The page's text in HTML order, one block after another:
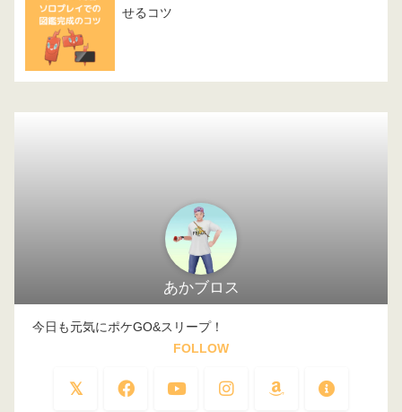
せるコツ
あかブロス
今日も元気にポケGO&スリープ！
FOLLOW